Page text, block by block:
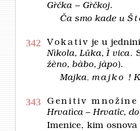
Gȑčka – Gȑčkoj.
Ča smo kade u
342 Vokativ je u
Nìkola, Lȗka,Ì vica.
žèno, bàbo, jàpo).
Majka,majko !
343 Genitiv množine
Hrvatìca – Hrvatȋc,
Imenice, kim